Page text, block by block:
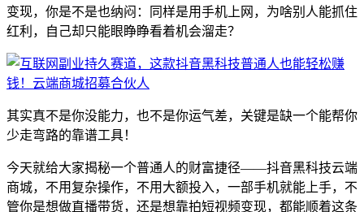
变现，你是不是也纳闷：同样是用手机上网，为啥别人能抓住
红利，自己却只能眼睁睁看着机会溜走？
其实真不是你没能力，也不是你运气差，关键是缺一个能帮你
少走弯路的靠谱工具！
今天就给大家揭秘一个普通人的财富捷径——抖音黑科技云端
商城，不用复杂操作，不用大额投入，一部手机就能上手，不
管你是想做直播带货，还是想靠拍短视频变现，都能顺着这条